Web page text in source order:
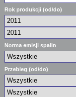
Rok produkcji (od/do)
Norma emisji spalin
Przebieg (od/do)